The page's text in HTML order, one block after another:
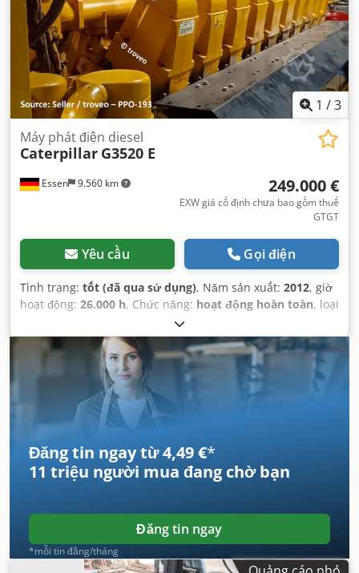
1 /3
Essen 9.560 km
Máy phát điện diesel
Caterpillar G3520 E
249.000 €
EXW giá cố định chưa bao gồm thuế
GTGT
Yêu cầu Gọi điện
Tình trạng: tốt (đã qua sử dụng), Năm sản xuất: 2012, giờ
hoạt động: 26.000 h, Chức năng: hoạt động hoàn toàn, loại
, công suất:
công suất danh định (biểu kiến):2.527 kVA, loại làm mát:
không khí
, nhiên liệu: khí đốt dân dụng H, điện áp đầu
, tần số đầu vào: 50 Hz
, loại dòng điện đầu
Điều hòa không khí , Thiết bị:
tài liệu / sổ tay hướng
dẫn
Đăng tin ngay từ 4,49 €*
11 triệu người mua đang chờ bạn
Đăng tin ngay
*mỗi tin đăng/tháng